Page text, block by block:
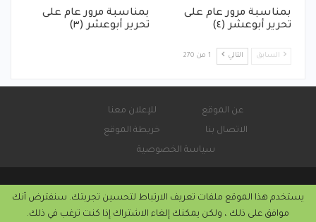
بمناسبة مرور عام على
تحرير أبوعشر (٤)
بمناسبة مرور عام على
تحرير أبوعشر (٣)
السابق التالي 1 من 270
عن الموقع
للإعلان معنا
الاتصال بنا
خريطة الموقع
سياسة الخصوصية
يستخدم هذا الموقع ملفات تعريف الارتباط لتحسين تجربتك. سنفترض أنك
موافق على ذلك ، ولكن يمكنك إلغاء الاشتراك إذا كنت ترغب في ذلك.